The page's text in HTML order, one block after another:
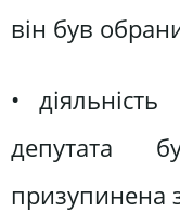
він був
•
депутата
призупинена